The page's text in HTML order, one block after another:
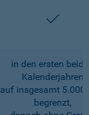
in den ersten
Kalenderjahren
auf insgesamt 5.000
begrenzt,